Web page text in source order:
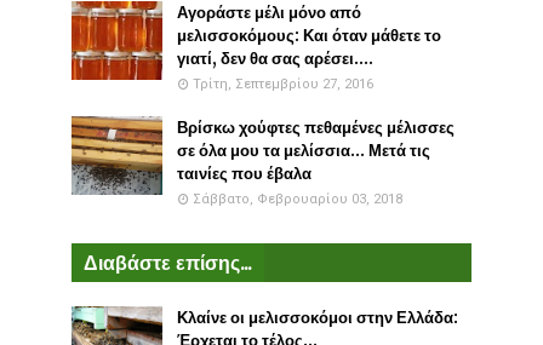
Αγοράστε μέλι μόνο από
μελισσοκόμους: Και όταν μάθετε το
γιατί, δεν θα σας αρέσει....
Τρίτη, Σεπτεμβρίου 27, 2016
Βρίσκω χούφτες πεθαμένες μέλισσες
σε όλα μου τα μελίσσια... Μετά τις
ταινίες που έβαλα
Σάββατο, Φεβρουαρίου 03, 2018
Διαβάστε επίσης...
Κλαίνε οι μελισσοκόμοι στην Ελλάδα:
Έρχεται το τέλος...